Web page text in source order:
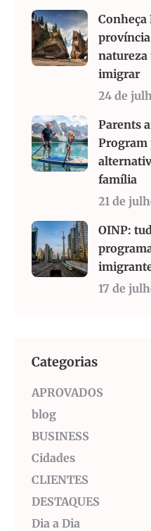
província
natureza
imigrar
24 de
Parents
Program
família
21 de
OINP:
17 de
Categorias
APROVADOS
blog
BUSINESS
Cidades
CLIENTES
DESTAQUES
Dia a Dia